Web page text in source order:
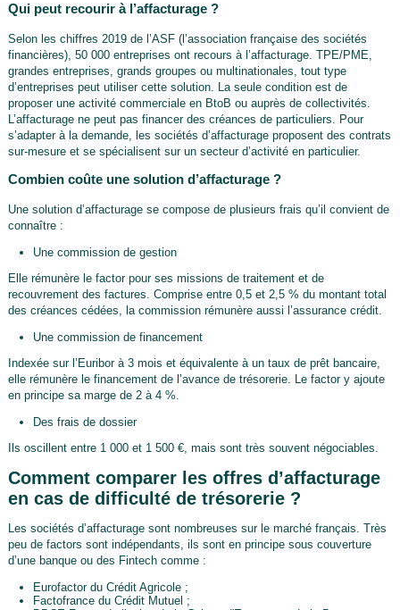
Qui peut recourir à l’affacturage ?
Selon les chiffres 2019 de l’ASF (l’association française des sociétés
financières), 50 000 entreprises ont recours à l’affacturage. TPE/PME,
grandes entreprises, grands groupes ou multinationales, tout type
d’entreprises peut utiliser cette solution. La seule condition est de
proposer une activité commerciale en BtoB ou auprès de collectivités.
L’affacturage ne peut pas financer des créances de particuliers. Pour
s’adapter à la demande, les sociétés d’affacturage proposent des contrats
sur-mesure et se spécialisent sur un secteur d’activité en particulier.
Combien coûte une solution d’affacturage ?
Une solution d’affacturage se compose de plusieurs frais qu’il convient de
connaître :
Une commission de gestion
Elle rémunère le factor pour ses missions de traitement et de
recouvrement des factures. Comprise entre 0,5 et 2,5 % du montant total
des créances cédées, la commission rémunère aussi l’assurance crédit.
Une commission de financement
Indexée sur l’Euribor à 3 mois et équivalente à un taux de prêt bancaire,
elle rémunère le financement de l’avance de trésorerie. Le factor y ajoute
en principe sa marge de 2 à 4 %.
Des frais de dossier
Ils oscillent entre 1 000 et 1 500 €, mais sont très souvent négociables.
Comment comparer les offres d’affacturage
en cas de difficulté de trésorerie ?
Les sociétés d’affacturage sont nombreuses sur le marché français. Très
peu de factors sont indépendants, ils sont en principe sous couverture
d’une banque ou des Fintech comme :
Eurofactor du Crédit Agricole ;
Factofrance du Crédit Mutuel ;